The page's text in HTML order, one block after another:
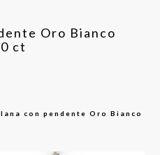
Oro Bianco
ct
con pendente Oro Bianco